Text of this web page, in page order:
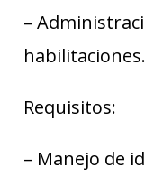
–
habilitaciones.
Requisitos:
– Manejo de